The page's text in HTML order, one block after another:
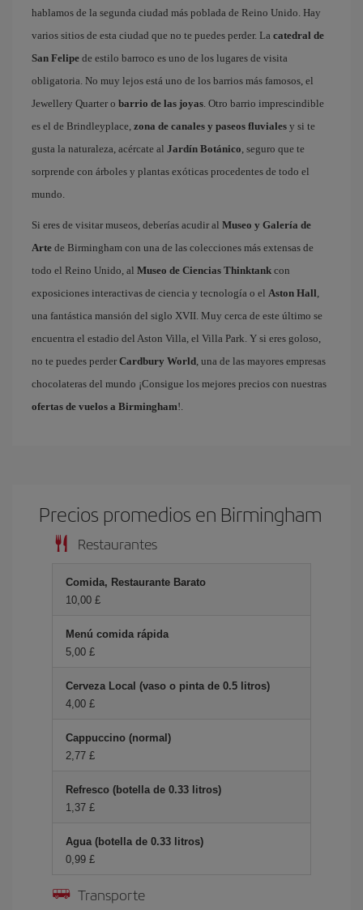
hablamos de la segunda ciudad más poblada de Reino Unido. Hay
varios sitios de esta ciudad que no te puedes perder. La catedral de
San Felipe de estilo barroco es uno de los lugares de visita
obligatoria. No muy lejos está uno de los barrios más famosos, el
Jewellery Quarter o barrio de las joyas . Otro barrio imprescindible
es el de Brindleyplace, zona de canales y paseos fluviales y si te
gusta la naturaleza, acércate al Jardín Botánico , seguro que te
sorprende con árboles y plantas exóticas procedentes de todo el
mundo.
Si eres de visitar museos, deberías acudir al Museo y Galería de
Arte de Birmingham con una de las colecciones más extensas de
todo el Reino Unido, al Museo de Ciencias Thinktank con
exposiciones interactivas de ciencia y tecnología o el Aston Hall
una fantástica mansión del siglo XVII. Muy cerca de este último se
encuentra el estadio del Aston Villa, el Villa Park. Y si eres goloso,
no te puedes perder Cardbury World , una de las mayores empresas
chocolateras del mundo ¡Consigue los mejores precios con nuestras
ofertas de vuelos a Birmingham!.
Precios promedios en Birmingham
Restaurantes
Comida, Restaurante Barato
10,00 £
Menú comida rápida
5,00 £
Cerveza Local (vaso o pinta de 0.5 litros)
4,00 £
Cappuccino (normal)
2,77 £
Refresco (botella de 0.33 litros)
1,37 £
Agua (botella de 0.33 litros)
0,99 £
Transporte